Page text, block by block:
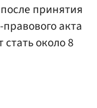
принятия
акта
около 8